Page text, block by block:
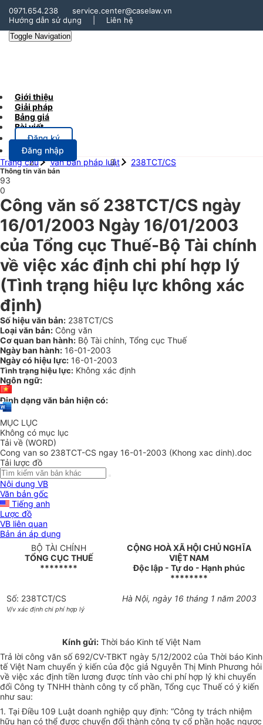
0971.654.238
service.center@caselaw.vn
Hướng dẫn sử dụng
Liên hệ
Toggle Navigation
Giới thiệu
Giải pháp
Bảng giá
Bài viết
Đăng ký
Đăng nhập
Trang chủ
Văn bản pháp luật 238TCT/CS
Thông tin văn bản
93
0
Công văn số 238TCT/CS ngày
16/01/2003 Ngày 16/01/2003
của Tổng cục Thuế-Bộ Tài chính
về việc xác định chi phí hợp lý
(Tình trạng hiệu lực không xác
định)
Số hiệu văn bản: 238TCT/CS
Loại văn bản: Công văn
Cơ quan ban hành: Bộ Tài chính, Tổng cục Thuế
Ngày ban hành: 16-01-2003
Ngày có hiệu lực: 16-01-2003
Tình trạng hiệu lực: Không xác định
Ngôn ngữ:
Định dạng văn bản hiện có:
MỤC LỤC
Không có mục lục
Tải về (WORD)
Cong van so 238TCT-CS ngay 16-01-2003 (Khong xac dinh).doc
Tải lược đồ
Nội dung VB
Văn bản gốc
Tiếng anh
Lược đồ
VB liên quan
Bản án áp dụng
BỘ TÀI CHÍNH
TỔNG CỤC THUẾ
********
CỘNG HOÀ XÃ HỘI CHỦ NGHĨA
VIỆT NAM
Độc lập - Tự do - Hạnh phúc
********
Số: 238TCT/CS
V/v xác định chi phí hợp lý
Hà Nội, ngày 16 tháng 1 năm 2003
Kính gửi: Thời báo Kinh tế Việt Nam
Trả lời công văn số 692/CV-TBKT ngày 5/12/2002 của Thời báo Kinh
tế Việt Nam chuyển ý kiến của độc giả Nguyễn Thị Minh Phương hỏi
về việc xác định tiền lương được tính vào chi phí hợp lý khi chuyển
đổi Công ty TNHH thành công ty cổ phần, Tổng cục Thuế có ý kiến
như sau:
1. Tại Điều 109 Luật doanh nghiệp quy định: “Công ty trách nhiệm
hữu hạn có thể được chuyển đổi thành công ty cổ phần hoặc ngược